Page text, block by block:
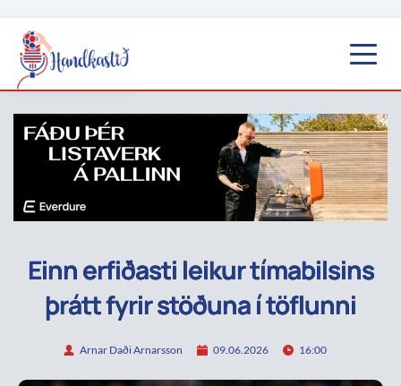
Einn erfiðasti leikur tímabilsins
þrátt fyrir stöðuna í töflunni
Arnar Daði Arnarsson 09.06.2026 16:00